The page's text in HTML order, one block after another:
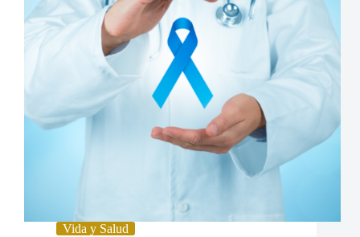
Vida y Salud